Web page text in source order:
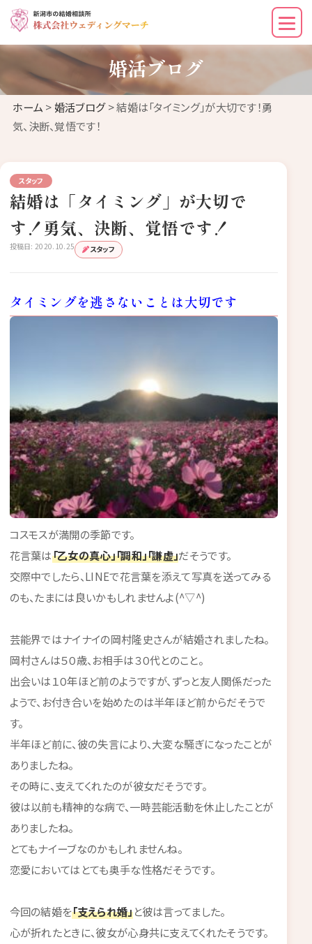
婚活ブログ
ホーム >婚活ブログ> 結婚は「タイミング」が大切です！勇
気、決断、覚悟です！
スタッフ
結婚は「タイミング」が大切で
す！勇気、決断、覚悟です！
投稿日: 2020.10.25 スタッフ
タイミングを逃さないことは大切です
コスモスが満開の季節です。
花言葉は「乙女の真心」「調和」「謙虚」だそうです。
交際中でしたら、LINEで花言葉を添えて写真を送ってみる
のも、たまには良いかもしれませんよ(^▽^)
芸能界ではナイナイの岡村隆史さんが結婚されましたね。
岡村さんは５０歳、お相手は３０代とのこと。
出会いは１０年ほど前のようですが、ずっと友人関係だった
ようで、お付き合いを始めたのは半年ほど前からだそうで
す。
半年ほど前に、彼の失言により、大変な騒ぎになったことが
ありましたね。
その時に、支えてくれたのが彼女だそうです。
彼は以前も精神的な病で、一時芸能活動を休止したことが
ありましたね。
とてもナイーブなのかもしれませんね。
恋愛においてはとても奥手な性格だそうです。
今回の結婚を「支えられ婚」と彼は言ってました。
心が折れたときに、彼女が心身共に支えてくれたそうです。